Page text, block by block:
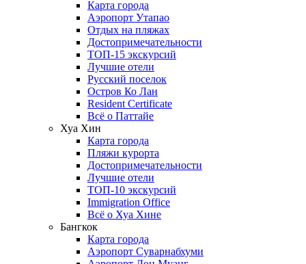
Карта города
Аэропорт Утапао
Отдых на пляжах
Достопримечательности
ТОП-15 экскурсий
Лучшие отели
Русский поселок
Остров Ко Лан
Resident Certificate
Всё о Паттайе
Хуа Хин
Карта города
Пляжи курорта
Достопримечательности
Лучшие отели
ТОП-10 экскурсий
Immigration Office
Всё о Хуа Хине
Бангкок
Карта города
Аэропорт Суварнабхуми